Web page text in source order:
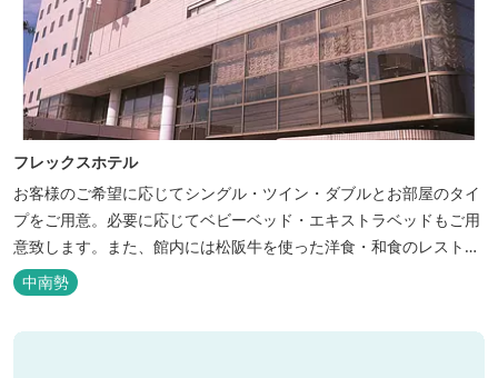
フレックスホテル
お客様のご希望に応じてシングル・ツイン・ダブルとお部屋のタイ
プをご用意。必要に応じてベビーベッド・エキストラベッドもご用
意致します。また、館内には松阪牛を使った洋食・和食のレストラ
ンと喫茶があります。伊勢神宮参拝や、伊勢志摩、東紀州への観光
の拠点にご利用ください。
中南勢